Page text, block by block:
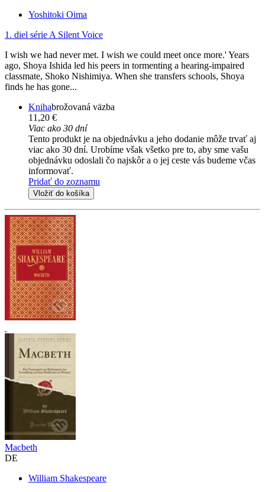
Yoshitoki Oima
1. diel série A Silent Voice
I wish we had never met. I wish we could meet once more.' Years
ago, Shoya Ishida led his peers in tormenting a hearing-impaired
classmate, Shoko Nishimiya. When she transfers schools, Shoya
finds he has gone...
Knihabrožovaná väzba
11,20 €
Viac ako 30 dní
Tento produkt je na objednávku a jeho dodanie môže trvať aj
viac ako 30 dní. Urobíme však všetko pre to, aby sme vašu
objednávku odoslali čo najskôr a o jej ceste vás budeme včas
informovať.
Pridať do zoznamu
Vložiť do košíka
Macbeth
DE
William Shakespeare